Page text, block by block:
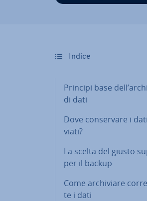
Indice
Principi base
di dati
Dove con­ser­va­re i
via­ti?
La scelta del giusto
per il backup
Come ar­chi­via­re
te i dati